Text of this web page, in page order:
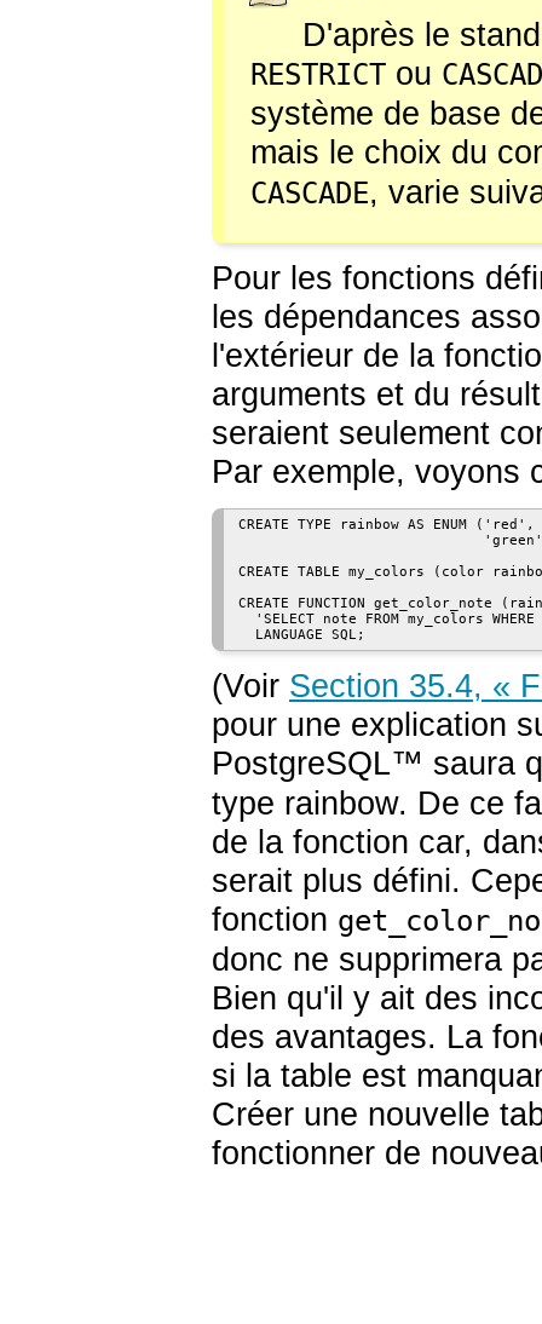
D'après le
RESTRICTou
système de base
mais le choix du
CASCADE, varie
Pour les fonctions
les dépendances
l'extérieur de la
arguments et du
seraient seulement
Par exemple, voyons
CREATE TYPE rainbow AS ENUM
CREATE TABLE my_colors (color
CREATE FUNCTION get_color_note
'SELECT note FROM my_colors WHERE
(Voir Section 35.4, «
pour une explication
PostgreSQL™ saura
type rainbow. De ce
de la fonction car,
serait plus défini.
fonction
donc ne supprimera
Bien qu'il y ait des
des avantages. La
si la table est
Créer une nouvelle
fonctionner de